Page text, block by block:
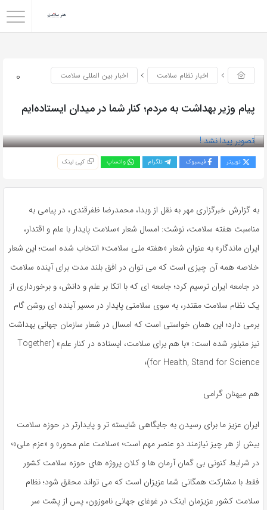
0 اخبار نظام سلامت اخبار بین المللی سلامت
پیام وزیر بهداشت به مردم؛ کنار شما در میدان ایستاده‌ایم
توییتر فیسبوک تلگرام واتساپ کپی لینک
به گزارش خبرگزاری مهر به نقل از وبدا، محمدرضا ظفرقندی، در پیامی به
مناسبت هفته سلامت، نوشت: امسال شعار «سلامت پایدار با علم و اقتدار،
ایران ماندگار» به عنوان شعار «هفته ملی سلامت» انتخاب شده است؛ این شعار
خلاصه همه آن چیزی است که می توان در افق بلند مدت برای آینده سلامت
در جامعه ایران ترسیم کرد؛ جامعه ای که با اتکا بر علم و دانش، و برخورداری از
یک نظام سلامت مقتدر، به سوی سلامتی پایدار در مسیر آینده ای روشن گام
برمی دارد؛ این همان خواستی است که امسال در شعار سازمان جهانی بهداشت
نیز متبلور شده است: «با هم برای سلامت، ایستاده در کنار علم» (Together
for Health, Stand for Science)؛
هم میهنان گرامی
ایران عزیز ما برای رسیدن به جایگاهی شایسته تر و پایدارتر در حوزه سلامت
بیش از هر چیز نیازمند دو عنصر مهم است؛ «سلامت علم محور» و «عزم ملی»؛
در شرایط کنونی بی گمان آرمان ها و کلان پروژه های حوزه سلامت کشور
فقط با مشارکت همگانی شما عزیزان است که می تواند محقق شود؛ نظام
سلامت کشور عزیزمان اینک در غوغای جهانی ناموزون، پس از پشت سر